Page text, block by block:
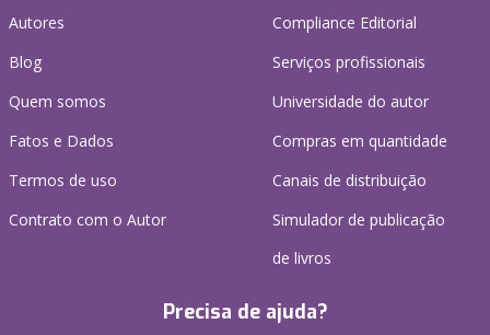
Autores
Blog
Quem somos
Fatos e Dados
Termos de uso
Contrato com o Autor
Compliance Editorial
Serviços profissionais
Universidade do autor
Compras em quantidade
Canais de distribuição
Simulador de publicação
de livros
Precisa de ajuda?